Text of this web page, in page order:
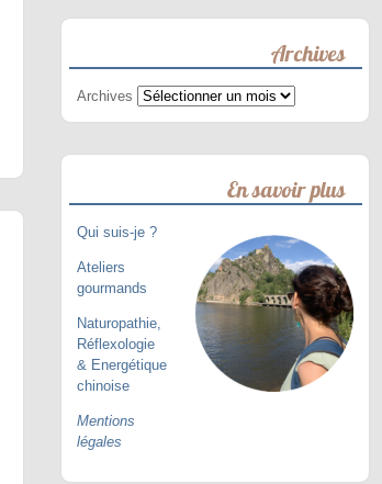
Archives
Archives
En savoir plus
Qui suis-je ?
Ateliers
gourmands
Naturopathie,
Réflexologie
& Energétique
chinoise
Mentions
légales